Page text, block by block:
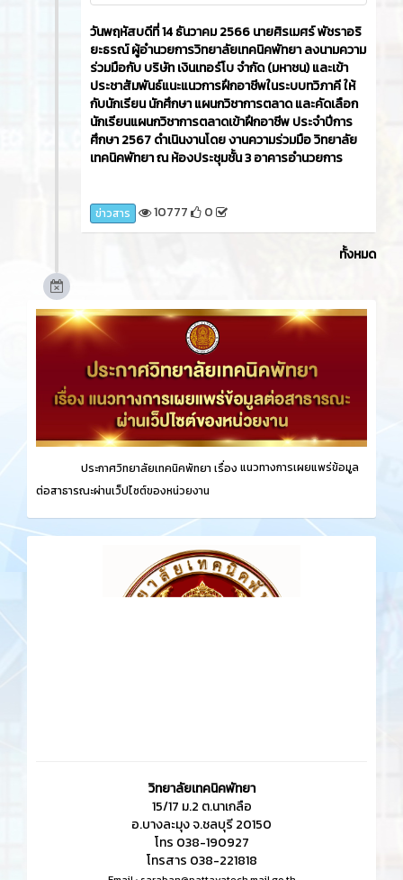
วันพฤหัสบดีที่ 14 ธันวาคม 2566​ นายศิรเมศร์ พัชราอริ
ยะธรณ์ ผู้อำนวยการวิทยาลัยเทคนิคพัทยา ลงนามความ
ร่วมมือกับ บริษัท เงินเทอร์โบ จำกัด (มหาชน) และเข้า
ประชาสัมพันธ์แนะแนวการฝึกอาชีพในระบบทวิภาคี ให้
กับนักเรียน นักศึกษา แผนกวิชาการตลาด และคัดเลือก
นักเรียนแผนกวิชาการตลาดเข้าฝึกอาชีพ ประจำปีการ
ศึกษา 2567 ดำเนินงานโดย งานความร่วมมือ วิทยาลัย
เทคนิคพัทยา ณ ห้องประชุมชั้น 3 อาคารอำนวยการ
ข่าวสาร 10777 0
ทั้งหมด
ประกาศวิทยาลัยเทคนิคพัทยา เรื่อง แนวทางการเผยแพร่ข้อมูล
ต่อสาธารณะผ่านเว็ปไซต์ของหน่วยงาน
วิทยาลัยเทคนิคพัทยา
15/17 ม.2 ต.นาเกลือ
อ.บางละมุง จ.ชลบุรี 20150
โทร 038-190927
โทรสาร 038-221818